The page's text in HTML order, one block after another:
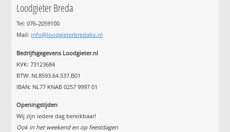
Loodgieter Breda
Tel: 076-2059100
Mail: info@loodgieterbredabv.nl
Bedrijfsgegevens Loodgieter.nl
KVK: 73123684
BTW: NL8593.64.537.B01
IBAN: NL77 KNAB 0257 9997 01
Openingstijden
Wij zijn iedere dag bereikbaar!
Ook in het weekend en op feestdagen